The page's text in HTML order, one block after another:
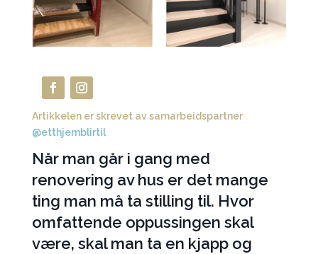
Artikkelen er skrevet av samarbeidspartner
@etthjemblirtil
Når man går i gang med
renovering av hus er det mange
ting man må ta stilling til. Hvor
omfattende oppussingen skal
være, skal man ta en kjapp og